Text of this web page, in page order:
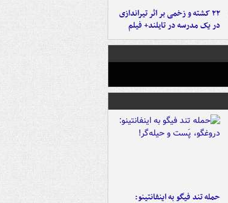
۲۲ کشته و زخمی بر اثر تیراندازی
در یک مدرسه در تایلند+ فیلم
حمله تند فیگو به اینفانتینو: